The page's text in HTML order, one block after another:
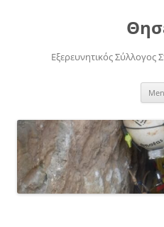
Εξερευνητικός Σύλλογος